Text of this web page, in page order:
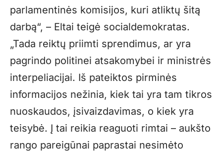
parlamentinės komisijos, kuri atliktų šitą
darbą“, – Eltai teigė socialdemokratas.
„Tada reiktų priimti sprendimus, ar yra
pagrindo politinei atsakomybei ir ministrės
interpeliacijai. Iš pateiktos pirminės
informacijos nežinia, kiek tai yra tam tikros
nuoskaudos, įsivaizdavimas, o kiek yra
teisybė. Į tai reikia reaguoti rimtai – aukšto
rango pareigūnai paprastai nesimėto